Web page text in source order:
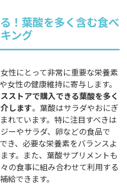
！葉酸を多く含む食べ
ング
性にとって非常に重要な栄養素
女性の健康維持に寄与します。
ストアで購入できる葉酸を多く
します。葉酸はサラダやおにぎ
れています。特に注目すべきは
ーやサラダ、卵などの食品で
き、必要な栄養素をバランスよ
す。また、葉酸サプリメントも
の食事に組み合わせて利用する
給できます。